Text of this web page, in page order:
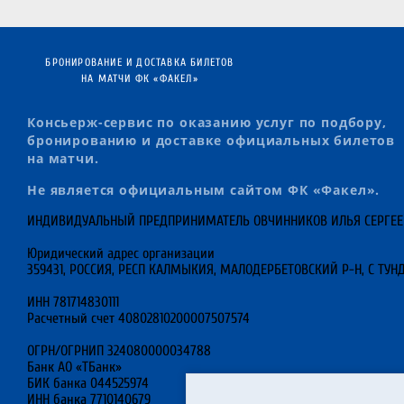
БРОНИРОВАНИЕ И ДОСТАВКА БИЛЕТОВ
НА МАТЧИ ФК «ФАКЕЛ»
Консьерж-сервис по оказанию услуг по подбору,
бронированию и доставке официальных билетов
на матчи.
Не является официальным сайтом ФК «Факел».
ИНДИВИДУАЛЬНЫЙ ПРЕДПРИНИМАТЕЛЬ ОВЧИННИКОВ ИЛЬЯ
Юридический адрес организации
359431, РОССИЯ, РЕСП КАЛМЫКИЯ, МАЛОДЕРБЕТОВСКИЙ Р-Н, С
ИНН 781714830111
Расчетный счет 40802810200007507574
ОГРН/ОГРНИП 324080000034788
Банк АО «ТБанк»
БИК банка 044525974
ИНН банка 7710140679